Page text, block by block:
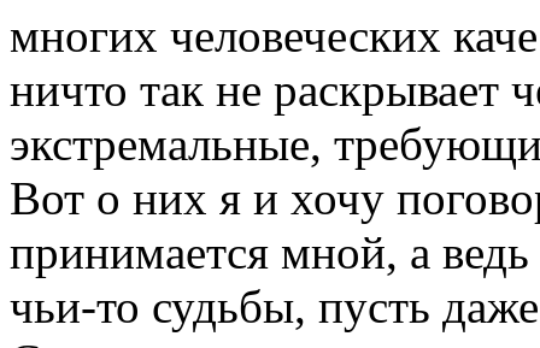
многих человеческих
ничто так не раскрывает
экстремальные,
Вот о них я и хочу
принимается мной, а
чьи-то судьбы, пусть